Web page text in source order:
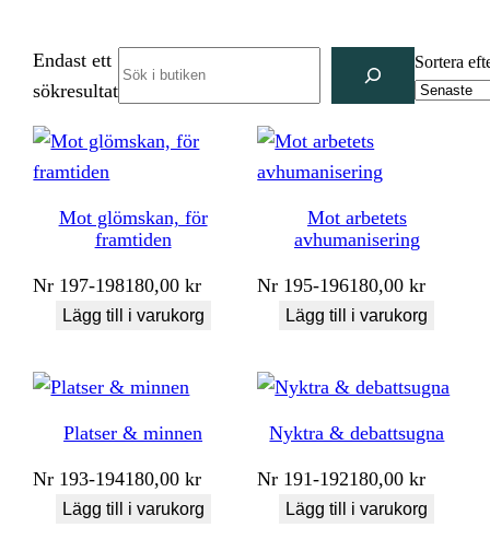
Endast ett
sökresultat
Sortera
Mot glömskan, för
framtiden
Nr 197-198180,00kr
Lägg till i varukorg
Mot arbetets
avhumanisering
Nr 195-196180,00kr
Lägg till i varukorg
Platser & minnen
Nr 193-194180,00kr
Lägg till i varukorg
Nyktra & debattsugna
Nr 191-192180,00kr
Lägg till i varukorg